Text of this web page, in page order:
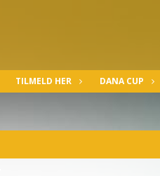
TILMELD HER DANA CUP